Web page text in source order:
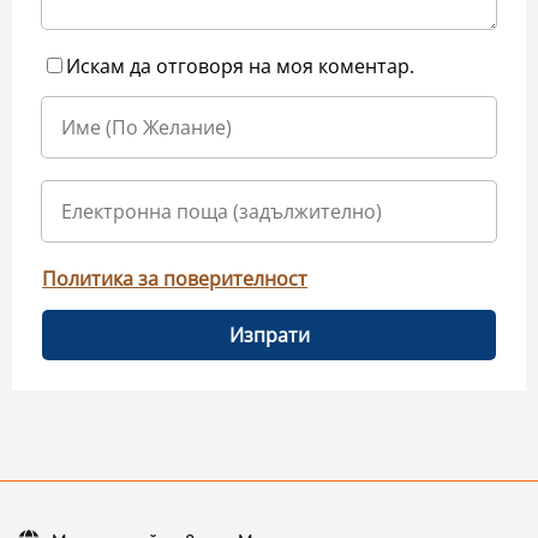
Искам да отговоря на моя коментар.
Политика за поверителност
Изпрати